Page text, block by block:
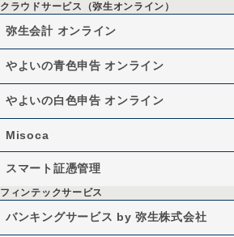
クラウドサービス（弥生オンライン）
弥生会計 オンライン
やよいの青色申告 オンライン
やよいの白色申告 オンライン
Misoca
スマート証憑管理
フィンテックサービス
バンキングサービス by 弥生株式会社